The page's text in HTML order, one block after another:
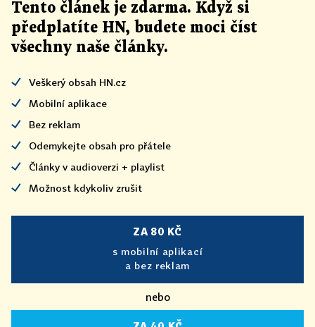
Tento článek je zdarma. Když si
předplatíte HN, budete moci číst
všechny naše články.
Veškerý obsah HN.cz
Mobilní aplikace
Bez reklam
Odemykejte obsah pro přátele
Články v audioverzi + playlist
Možnost kdykoliv zrušit
ZA 80 KČ
s mobilní aplikací
a bez reklam
nebo